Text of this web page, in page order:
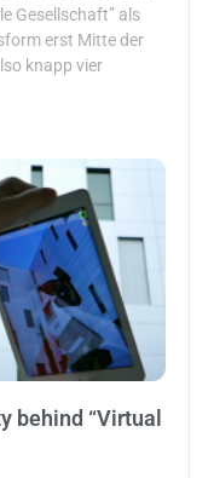
Gesellschaft” als
erst Mitte der
knapp vier
behind “Virtual